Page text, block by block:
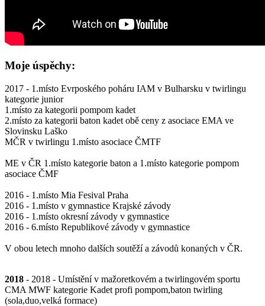
Moje úspěchy:
2017 - 1.místo Evrpoského poháru IAM v Bulharsku v twirlingu
kategorie junior
1.místo za kategorii pompom kadet
2.místo za kategorii baton kadet obě ceny z asociace EMA ve
Slovinsku Laško
MČR v twirlingu 1.místo asociace ČMTF
ME v ČR 1.místo kategorie baton a 1.místo kategorie pompom
asociace ČMF
2016 - 1.místo Mia Fesival Praha
2016 - 1.místo v gymnastice Krajské závody
2016 - 1.místo okresní závody v gymnastice
2016 - 6.místo Republikové závody v gymnastice
V obou letech mnoho dalších soutěží a závodů konaných v ČR.
2018 - 2018 - Umístění v mažoretkovém a twirlingovém sportu
CMA MWF kategorie Kadet profi pompom,baton twirling
(sola,duo,velká formace)